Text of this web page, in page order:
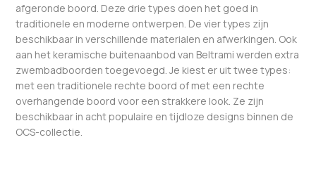
afgeronde boord. Deze drie types doen het goed in
traditionele en moderne ontwerpen. De vier types zijn
beschikbaar in verschillende materialen en afwerkingen. Ook
aan het keramische buitenaanbod van Beltrami werden extra
zwembadboorden toegevoegd. Je kiest er uit twee types:
met een traditionele rechte boord of met een rechte
overhangende boord voor een strakkere look. Ze zijn
beschikbaar in acht populaire en tijdloze designs binnen de
OCS-collectie.